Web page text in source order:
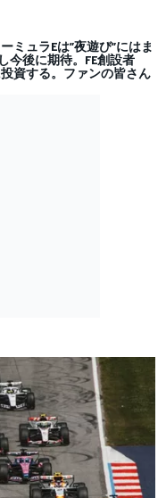
ミュラEは”夜遊び”にはま
後に期待。FE創設者
投資する。ファンの皆さん